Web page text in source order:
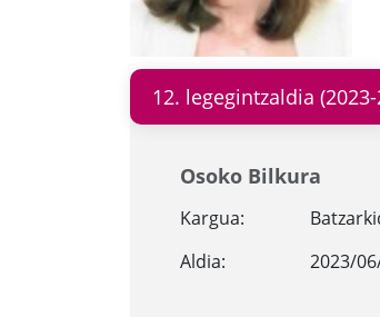
12. legegintzaldia
Osoko Bilkura
Kargua:
Aldia:
2023/